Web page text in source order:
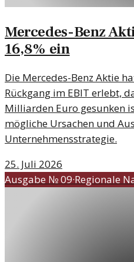
Mercedes-Benz
16,8% ein
Die Mercedes-Benz Aktie
Rückgang im EBIT erlebt,
Milliarden Euro gesunken
mögliche Ursachen und
Unternehmensstrategie.
25. Juli 2026
Ausgabe №09·Regionale